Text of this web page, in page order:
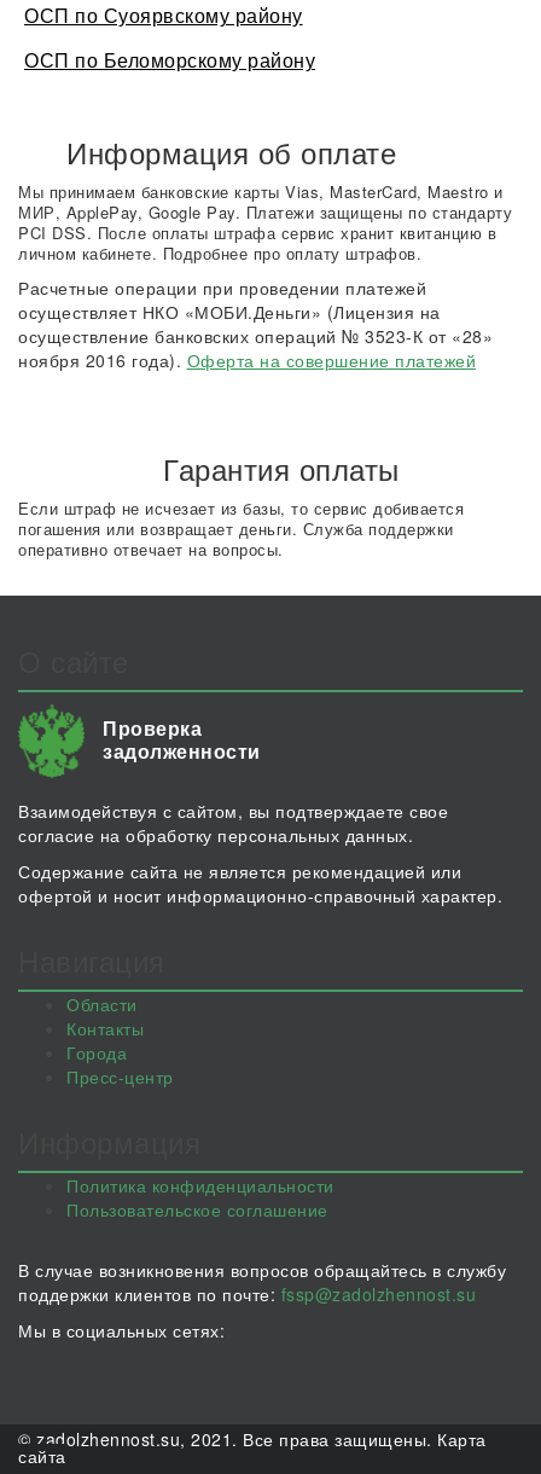
ОСП по Суоярвскому району
ОСП по Беломорскому району
Информация об оплате
Мы принимаем банковские карты Vias, MasterCard, Maestro и
МИР, ApplePay, Google Pay. Платежи защищены по стандарту
PCI DSS. После оплаты штрафа сервис хранит квитанцию в
личном кабинете. Подробнее про оплату штрафов.
Расчетные операции при проведении платежей
осуществляет НКО «МОБИ.Деньги» (Лицензия на
осуществление банковских операций № 3523-К от «28»
ноября 2016 года). Оферта на совершение платежей
Гарантия оплаты
Если штраф не исчезает из базы, то сервис добивается
погашения или возвращает деньги. Служба поддержки
оперативно отвечает на вопросы.
Проверка
задолженности
Взаимодействуя с сайтом, вы подтверждаете свое
согласие на обработку персональных данных.
Содержание сайта не является рекомендацией или
офертой и носит информационно-справочный характер.
Области
Контакты
Города
Пресс-центр
Политика конфиденциальности
Пользовательское соглашение
В случае возникновения вопросов обращайтесь в службу
поддержки клиентов по почте: fssp@zadolzhennost.su
Мы в социальных сетях:
© zadolzhennost.su, 2021. Все права защищены. Карта
сайта